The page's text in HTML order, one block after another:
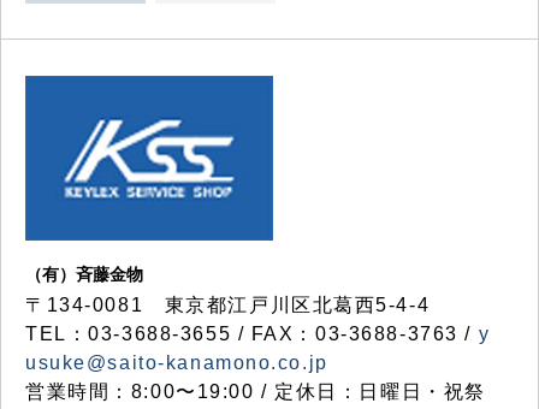
（有）斉藤金物
〒134-0081 東京都江戸川区北葛西5-4-4
TEL：03-3688-3655 / FAX：03-3688-3763 / y
usuke@saito-kanamono.co.jp
営業時間：8:00〜19:00 / 定休日：日曜日・祝祭